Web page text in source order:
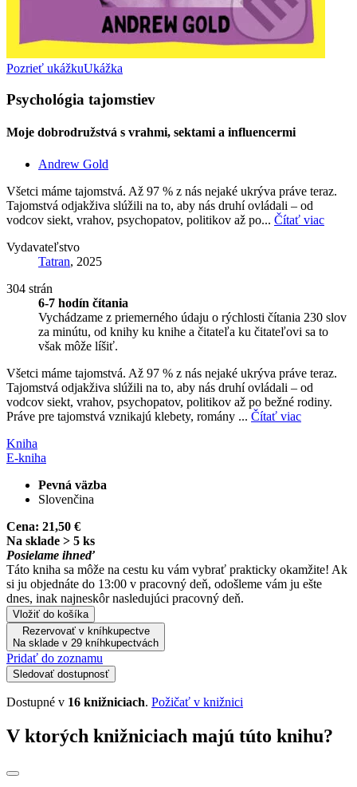
Pozrieť ukážkuUkážka
Psychológia tajomstiev
Moje dobrodružstvá s vrahmi, sektami a influencermi
Andrew Gold
Všetci máme tajomstvá. Až 97 % z nás nejaké ukrýva práve teraz.
Tajomstvá odjakživa slúžili na to, aby nás druhí ovládali – od
vodcov siekt, vrahov, psychopatov, politikov až po... Čítať viac
Vydavateľstvo
Tatran, 2025
304 strán
6-7 hodín čítania
Vychádzame z priemerného údaju o rýchlosti čítania 230 slov
za minútu, od knihy ku knihe a čitateľa ku čitateľovi sa to
však môže líšiť.
Všetci máme tajomstvá. Až 97 % z nás nejaké ukrýva práve teraz.
Tajomstvá odjakživa slúžili na to, aby nás druhí ovládali – od
vodcov siekt, vrahov, psychopatov, politikov až po bežné rodiny.
Práve pre tajomstvá vznikajú klebety, romány ... Čítať viac
Kniha
E-kniha
Pevná väzba
Slovenčina
Cena: 21,50 €
Na sklade > 5 ks
Posielame ihneď
Táto kniha sa môže na cestu ku vám vybrať prakticky okamžite! Ak
si ju objednáte do 13:00 v pracovný deň, odošleme vám ju ešte
dnes, inak najneskôr nasledujúci pracovný deň.
Vložiť do košíka
Rezervovať v kníhkupectve
Na sklade v 29 kníhkupectvách
Pridať do zoznamu
Sledovať dostupnosť
Dostupné v 16 knižniciach. Požičať v knižnici
V ktorých knižniciach majú túto knihu?